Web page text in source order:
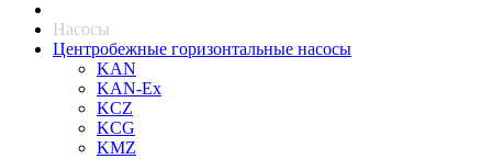
Насосы
Центробежные горизонтальные насосы
KAN
KAN-Ex
KCZ
KCG
KMZ